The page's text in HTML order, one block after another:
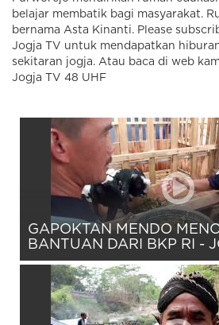
belajar membatik bagi masyarakat.
bernama Asta Kinanti. Please
Jogja TV untuk mendapatkan
sekitaran jogja. Atau baca di web
Jogja TV 48 UHF
GAPOKTAN MENDO
BANTUAN DARI BKP RI -